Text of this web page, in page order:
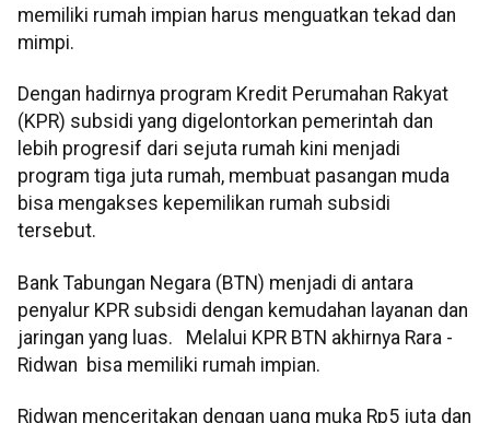
memiliki rumah impian harus menguatkan tekad dan
mimpi.
Dengan hadirnya program Kredit Perumahan Rakyat
(KPR) subsidi yang digelontorkan pemerintah dan
lebih progresif dari sejuta rumah kini menjadi
program tiga juta rumah, membuat pasangan muda
bisa mengakses kepemilikan rumah subsidi
tersebut.
Bank Tabungan Negara (BTN) menjadi di antara
penyalur KPR subsidi dengan kemudahan layanan dan
jaringan yang luas. Melalui KPR BTN akhirnya Rara -
Ridwan bisa memiliki rumah impian.
Ridwan menceritakan dengan uang muka Rp5 juta dan